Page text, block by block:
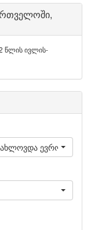
წლის ივლის-